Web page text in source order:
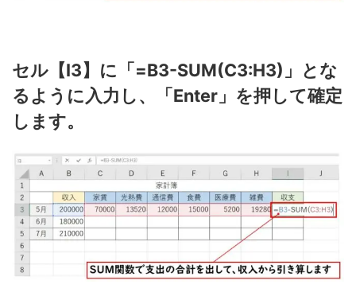
セル【I3】に「=B3-SUM(C3:H3)」とな
るように入力し、「Enter」を押して確定
します。